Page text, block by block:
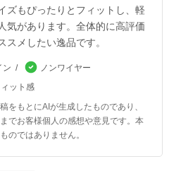
ズもぴったりとフィットし、軽
気があります。全体的に高評価
スメしたい逸品です。
ン
ノンワイヤー
ット感
をもとにAIが生成したものであり、
でお客様個人の感想や意見です。本
のではありません。